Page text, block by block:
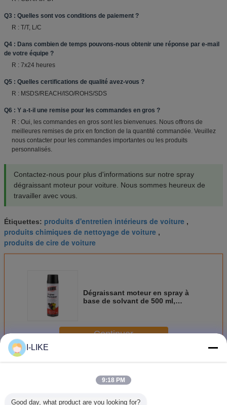
Q3 : Quelles sont vos conditions de paiement ?
R : T/T, L/C
Q4 : Dans combien de temps pouvons-nous obtenir une réponse par e-mail
de votre équipe ?
R : 7x24 heures
Q5 : Quelles certifications de qualité avez-vous ?
R : MSDS/REACH/ISO/ROHS/SDS
Q6 : Y a-t-il une remise pour les commandes en gros ?
R : Oui, les commandes en gros sont les bienvenues. Nous offrons de
meilleures remises de prix en fonction de la quantité commandée. Veuillez
nous contacter pour les commandes importantes ou les produits
personnalisés.
Contactez-nous pour plus d'informations sur notre spray
dégraissant moteur pour voiture. Nous sommes heureux de
travailler avec vous.
Étiquettes: produits d'entretien intérieurs de voiture ,
produits chimiques de nettoyage de voiture ,
produits de cire de voiture
Dégraissant moteur en spray à
base de solvant de 500 ml,
Continuer
PlusProduits d'entretien automobile
I-LIKE
9:18 PM
Good day, what product are you looking for?